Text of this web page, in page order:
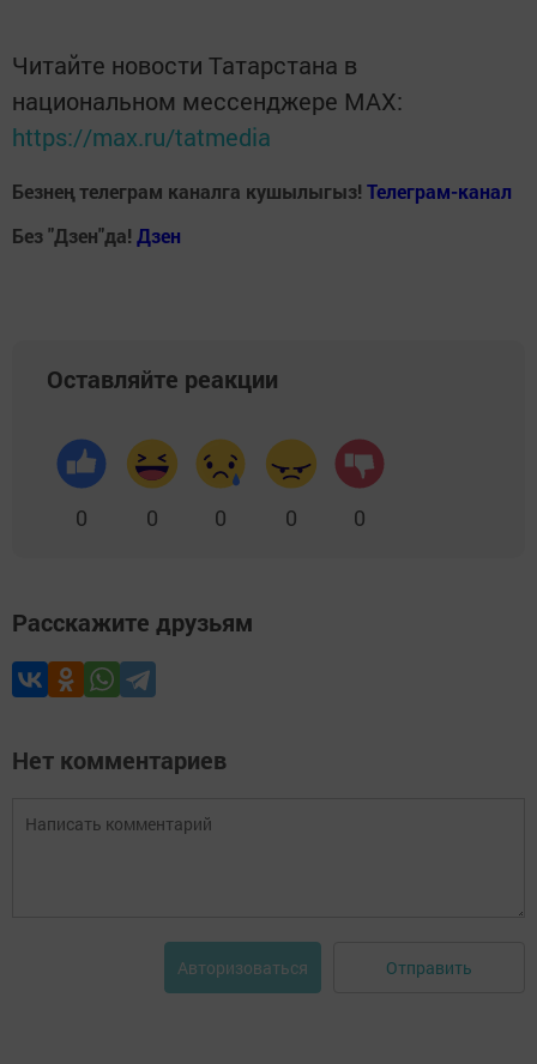
Читайте новости Татарстана в
национальном мессенджере MАХ:
https://max.ru/tatmedia
Безнең телеграм каналга кушылыгыз! Телеграм-канал
Без "Дзен"да! Дзен
Оставляйте реакции
0 0 0 0 0
Расскажите друзьям
Нет комментариев
Авторизоваться Отправить